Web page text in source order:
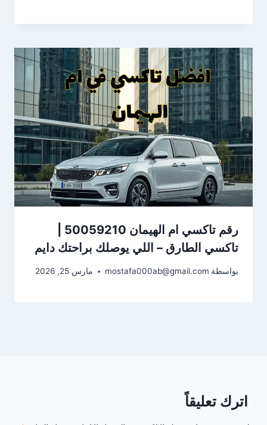
تاكسي الطارق – اللي يوصلك براحتك دايم
بواسطة mostafa000ab@gmail.com مارس 25, 2026
اترك تعليقاً